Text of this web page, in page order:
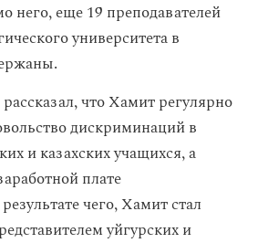
него, еще 19 преподавателей
университета в
что Хамит регулярно
дискриминаций в
и казахских учащихся, а
плате
чего, Хамит стал
уйгурских и